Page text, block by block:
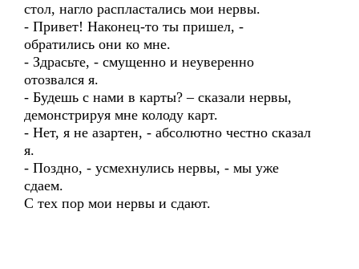
стол, нагло распластались мои нервы.
- Привет! Наконец-то ты пришел, -
обратились они ко мне.
- Здрасьте, - смущенно и неуверенно
отозвался я.
- Будешь с нами в карты? – сказали нервы,
демонстрируя мне колоду карт.
- Нет, я не азартен, - абсолютно честно сказал
я.
- Поздно, - усмехнулись нервы, - мы уже
сдаем.
С тех пор мои нервы и сдают.